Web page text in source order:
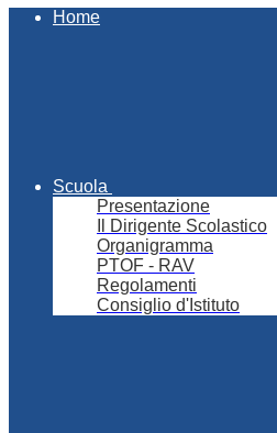
Home
Scuola
Presentazione
Il Dirigente Scolastico
Organigramma
PTOF - RAV
Regolamenti
Consiglio d'Istituto